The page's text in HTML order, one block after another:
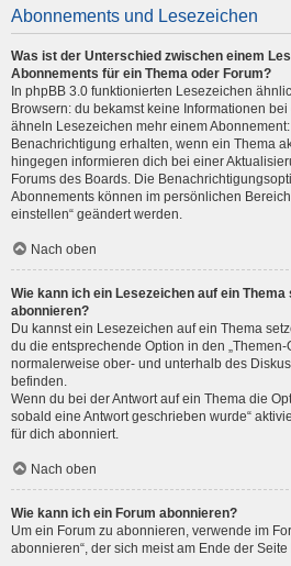
Abonnements und Lesezeichen
Was ist der Unterschied zwischen einem
Abonnements für ein Thema oder Forum?
In phpBB 3.0 funktionierten Lesezeichen
Browsern: du bekamst keine Informationen
ähneln Lesezeichen mehr einem
Benachrichtigung erhalten, wenn ein Thema
hingegen informieren dich bei einer
Forums des Boards. Die
Abonnements können im persönlichen
einstellen“ geändert werden.
Nach oben
Wie kann ich ein Lesezeichen auf ein
abonnieren?
Du kannst ein Lesezeichen auf ein Thema
du die entsprechende Option in den
normalerweise ober- und unterhalb des
befinden.
Wenn du bei der Antwort auf ein Thema die
sobald eine Antwort geschrieben wurde“
für dich abonniert.
Nach oben
Wie kann ich ein Forum abonnieren?
Um ein Forum zu abonnieren, verwende im
abonnieren“, der sich meist am Ende der